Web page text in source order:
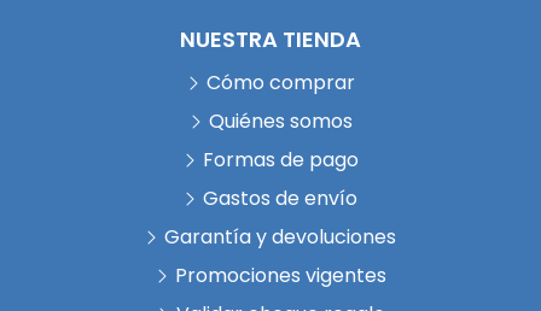
NUESTRA TIENDA
Cómo comprar
Quiénes somos
Formas de pago
Gastos de envío
Garantía y devoluciones
Promociones vigentes